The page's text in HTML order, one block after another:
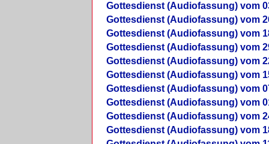
Gottesdienst (Audiofassung) vom
Gottesdienst (Audiofassung) vom
Gottesdienst (Audiofassung) vom
Gottesdienst (Audiofassung) vom
Gottesdienst (Audiofassung) vom
Gottesdienst (Audiofassung) vom
Gottesdienst (Audiofassung) vom
Gottesdienst (Audiofassung) vom
Gottesdienst (Audiofassung) vom
Gottesdienst (Audiofassung) vom